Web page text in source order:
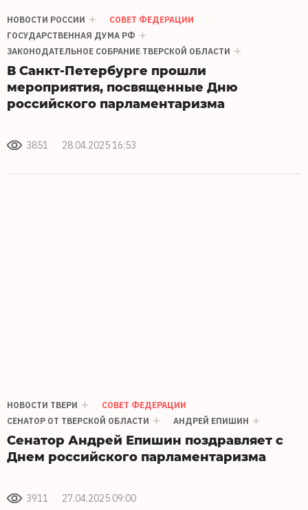
НОВОСТИ РОССИИ
СОВЕТ ФЕДЕРАЦИИ
ГОСУДАРСТВЕННАЯ ДУМА РФ
ЗАКОНОДАТЕЛЬНОЕ СОБРАНИЕ ТВЕРСКОЙ ОБЛАСТИ
В Санкт-Петербурге прошли
мероприятия, посвященные Дню
российского парламентаризма
3851 28.04.2025 16:53
НОВОСТИ ТВЕРИ
СОВЕТ ФЕДЕРАЦИИ
СЕНАТОР ОТ ТВЕРСКОЙ ОБЛАСТИ
АНДРЕЙ ЕПИШИН
Сенатор Андрей Епишин поздравляет с
Днем российского парламентаризма
3911 27.04.2025 09:00